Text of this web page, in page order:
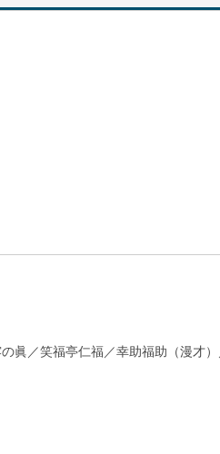
眞／笑福亭仁福／幸助福助（漫才